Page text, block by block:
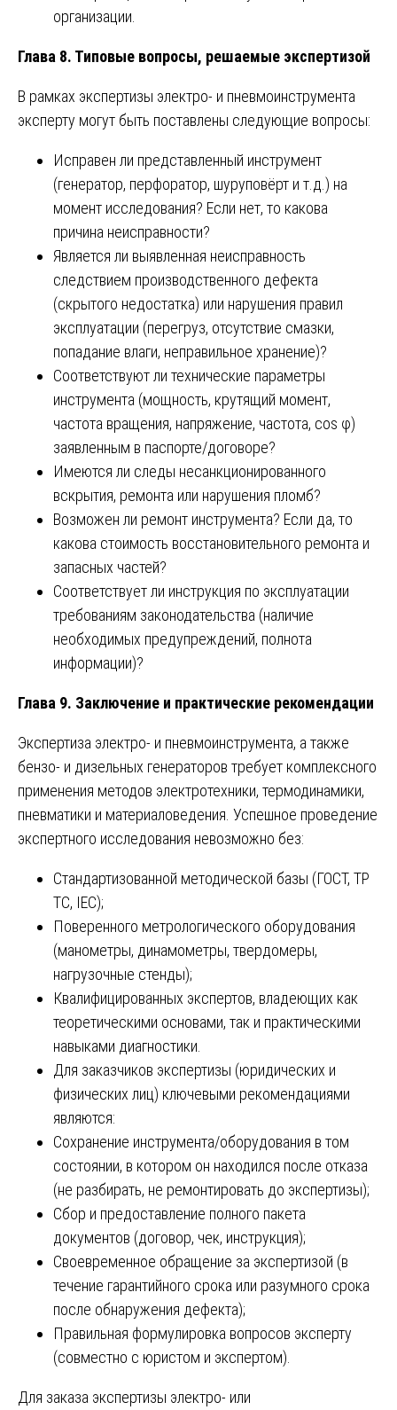
организации.
Глава 8. Типовые вопросы, решаемые экспертизой
В рамках экспертизы электро- и пневмоинструмента
эксперту могут быть поставлены следующие вопросы:
Исправен ли представленный инструмент
(генератор, перфоратор, шуруповёрт и т.д.) на
момент исследования? Если нет, то какова
причина неисправности?
Является ли выявленная неисправность
следствием производственного дефекта
(скрытого недостатка) или нарушения правил
эксплуатации (перегруз, отсутствие смазки,
попадание влаги, неправильное хранение)?
Соответствуют ли технические параметры
инструмента (мощность, крутящий момент,
частота вращения, напряжение, частота, cos φ)
заявленным в паспорте/договоре?
Имеются ли следы несанкционированного
вскрытия, ремонта или нарушения пломб?
Возможен ли ремонт инструмента? Если да, то
какова стоимость восстановительного ремонта и
запасных частей?
Соответствует ли инструкция по эксплуатации
требованиям законодательства (наличие
необходимых предупреждений, полнота
информации)?
Глава 9. Заключение и практические рекомендации
Экспертиза электро- и пневмоинструмента, а также
бензо- и дизельных генераторов требует комплексного
применения методов электротехники, термодинамики,
пневматики и материаловедения. Успешное проведение
экспертного исследования невозможно без:
Стандартизованной методической базы (ГОСТ, ТР
ТС, IEC);
Поверенного метрологического оборудования
(манометры, динамометры, твердомеры,
нагрузочные стенды);
Квалифицированных экспертов, владеющих как
теоретическими основами, так и практическими
навыками диагностики.
Для заказчиков экспертизы (юридических и
физических лиц) ключевыми рекомендациями
являются:
Сохранение инструмента/оборудования в том
состоянии, в котором он находился после отказа
(не разбирать, не ремонтировать до экспертизы);
Сбор и предоставление полного пакета
документов (договор, чек, инструкция);
Своевременное обращение за экспертизой (в
течение гарантийного срока или разумного срока
после обнаружения дефекта);
Правильная формулировка вопросов эксперту
(совместно с юристом и экспертом).
Для заказа экспертизы электро- или